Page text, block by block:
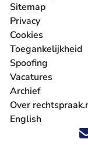
Volg ons op X
Volg ons op
Volg ons
Volg
Sitemap
Privacy
Cookies
Toegankelijkheid
Spoofing
Vacatures
- U verlaat
Archief
Over
English